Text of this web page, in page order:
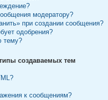
модератору?
при создании сообщения?
одобрения?
тему?
создаваемых тем
к сообщениям?